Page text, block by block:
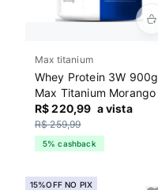
Max titanium
Whey Protein 3W 900g
Max Titanium Morango
R$ 220,99 a vista
R$ 259,99
5% cashback
15%OFF NO PIX